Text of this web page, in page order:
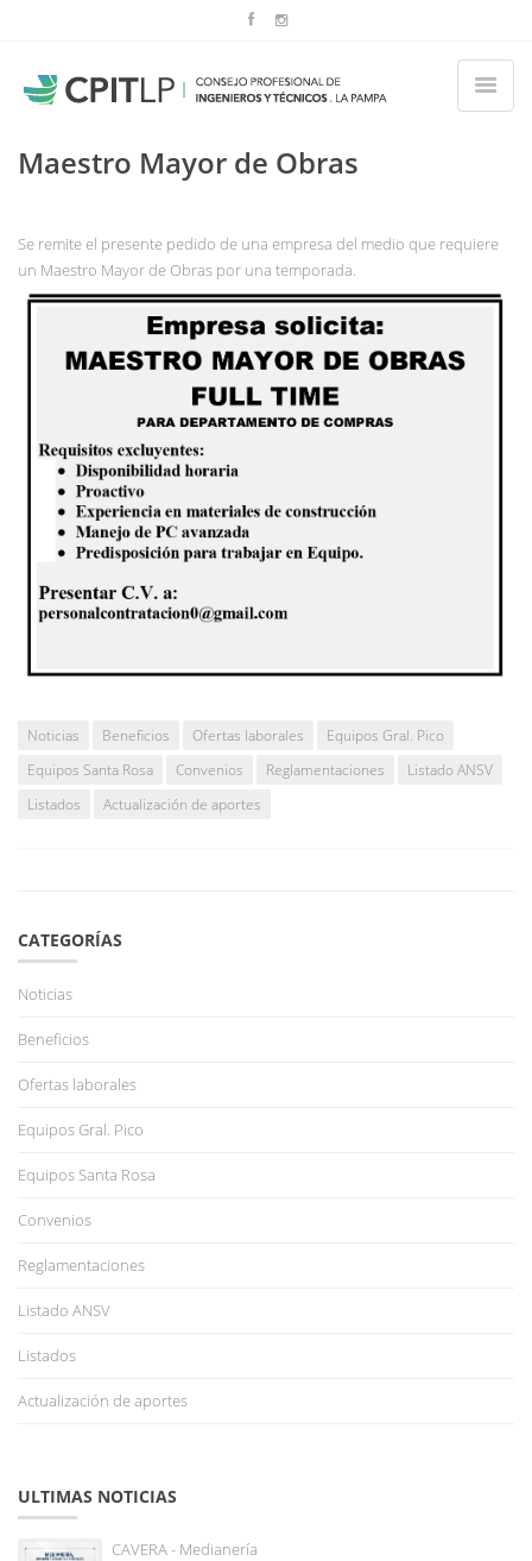
Maestro Mayor de Obras
Se remite el presente pedido de una empresa del medio que requiere
un Maestro Mayor de Obras por una temporada.
Noticias Beneficios Ofertas laborales
Equipos Gral. Pico
Equipos Santa Rosa
Convenios Reglamentaciones
Listado ANSV
Listados
Actualización de aportes
CATEGORÍAS
Noticias
Beneficios
Ofertas laborales
Equipos Gral. Pico
Equipos Santa Rosa
Convenios
Reglamentaciones
Listado ANSV
Listados
Actualización de aportes
ULTIMAS NOTICIAS
CAVERA - Medianería